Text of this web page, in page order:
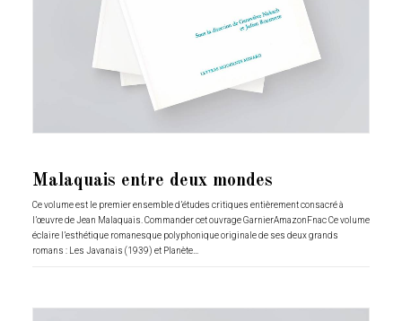
Malaquais entre deux mondes
Ce volume est le premier ensemble d’études critiques entièrement consacré à
l’œuvre de Jean Malaquais. Commander cet ouvrage GarnierAmazonFnac Ce volume
éclaire l’esthétique romanesque polyphonique originale de ses deux grands
romans : Les Javanais (1939) et Planète…